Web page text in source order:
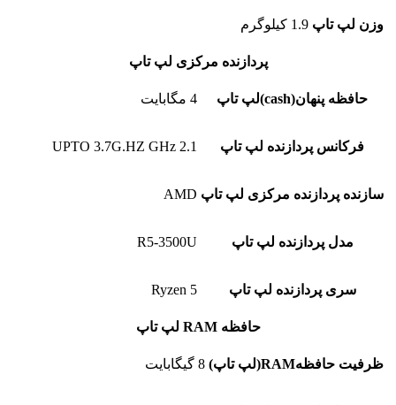
وزن لپ تاپ 1.9 کیلوگرم
پردازنده مرکزی لپ تاپ
حافظه پنهان(cash)لپ تاپ 4 مگابایت
فرکانس پردازنده لپ تاپ 2.1 UPTO 3.7G.HZ GHz
سازنده پردازنده مرکزی لپ تاپ AMD
مدل پردازنده لپ تاپ R5-3500U
سری پردازنده لپ تاپ Ryzen 5
حافظه RAM لپ تاپ
ظرفیت حافظهRAM(لپ تاپ) 8 گیگابایت